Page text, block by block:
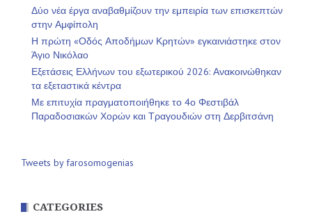
Δύο νέα έργα αναβαθμίζουν την εμπειρία των επισκεπτών
στην Αμφίπολη
Η πρώτη «Οδός Αποδήμων Κρητών» εγκαινιάστηκε στον
Άγιο Νικόλαο
Εξετάσεις Ελλήνων του εξωτερικού 2026: Ανακοινώθηκαν
τα εξεταστικά κέντρα
Με επιτυχία πραγματοποιήθηκε το 4ο Φεστιβάλ
Παραδοσιακών Χορών και Τραγουδιών στη Δερβιτσάνη
Tweets by farosomogenias
CATEGORIES